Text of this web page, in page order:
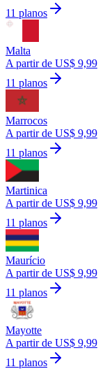
11 planos
Malta
A partir de US$ 9,99
11 planos
Marrocos
A partir de US$ 9,99
11 planos
Martinica
A partir de US$ 9,99
11 planos
Maurício
A partir de US$ 9,99
11 planos
Mayotte
A partir de US$ 9,99
11 planos